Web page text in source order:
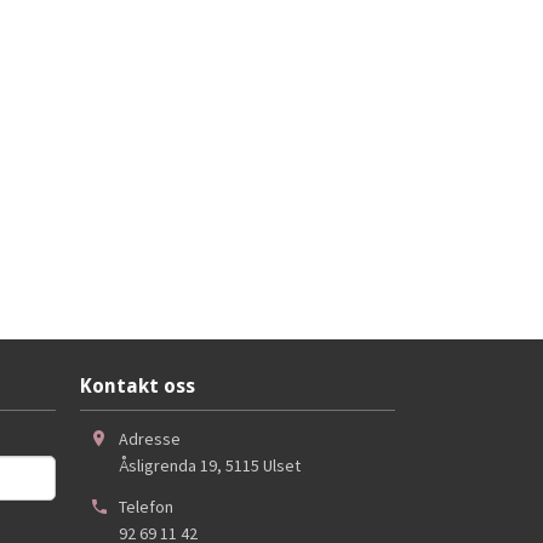
Kontakt oss
Adresse
Åsligrenda 19, 5115 Ulset
Telefon
92 69 11 42